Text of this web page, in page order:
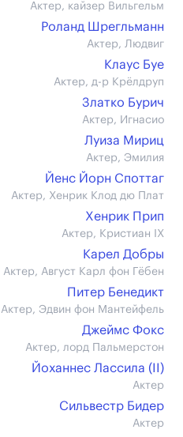
Актер, кайзер Вильгельм
Роланд Шрегльманн
Актер, Людвиг
Клаус Буе
Актер, д-р Крёлдруп
Златко Бурич
Актер, Игнасио
Луиза Мириц
Актер, Эмилия
Йенс Йорн Споттаг
Актер, Хенрик Клод дю Плат
Хенрик Прип
Актер, Кристиан IX
Карел Добры
Актер, Август Карл фон Гёбен
Питер Бенедикт
Актер, Эдвин фон Мантейфель
Джеймс Фокс
Актер, лорд Пальмерстон
Йоханнес Лассила (II)
Актер
Сильвестр Бидер
Актер